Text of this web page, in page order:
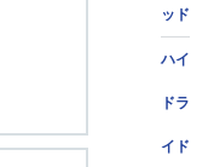
ッド
ハイ
ドラ
イド